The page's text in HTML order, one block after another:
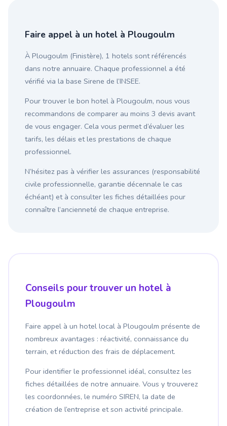
Faire appel à un hotel à Plougoulm
À Plougoulm (Finistère), 1 hotels sont référencés
dans notre annuaire. Chaque professionnel a été
vérifié via la base Sirene de l’INSEE.
Pour trouver le bon hotel à Plougoulm, nous vous
recommandons de comparer au moins 3 devis avant
de vous engager. Cela vous permet d’évaluer les
tarifs, les délais et les prestations de chaque
professionnel.
N’hésitez pas à vérifier les assurances (responsabilité
civile professionnelle, garantie décennale le cas
échéant) et à consulter les fiches détaillées pour
connaître l’ancienneté de chaque entreprise.
Conseils pour trouver un hotel à
Plougoulm
Faire appel à un hotel local à Plougoulm présente de
nombreux avantages : réactivité, connaissance du
terrain, et réduction des frais de déplacement.
Pour identifier le professionnel idéal, consultez les
fiches détaillées de notre annuaire. Vous y trouverez
les coordonnées, le numéro SIREN, la date de
création de l’entreprise et son activité principale.